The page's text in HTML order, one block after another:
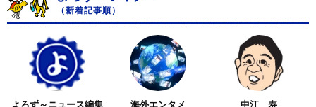
（新着記事順）
よろず～ニュース編集 海外エンタメ 中江 寿